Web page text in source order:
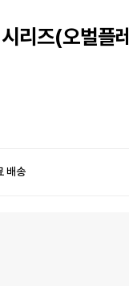
리즈(오벌플
배송